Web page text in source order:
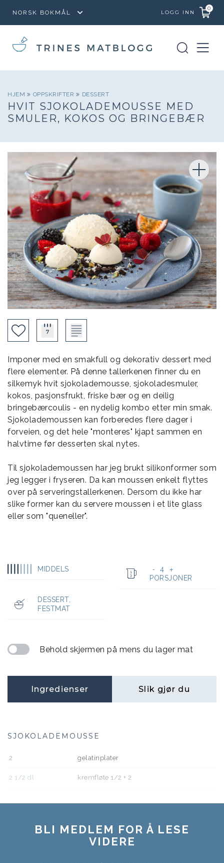
LOGG INN
0
HJEM OPPSKRIFTER DESSERT
HVIT SJOKOLADEMOUSSE MED
SMULER, KOKOS OG BRINGEBÆR
Imponer med en smakfull og dekorativ dessert med
flere elementer. På denne tallerkenen finner du en
silkemyk hvit sjokolademousse, sjokoladesmuler,
kokos, pasjonsfrukt, friske bær og en deilig
bringebærcoulis - en nydelig kombo etter min smak.
Sjokolademoussen kan forberedes flere dager i
forveien, og det hele "monteres" kjapt sammen en
halvtime før desserten skal nytes.
Til sjokolademoussen har jeg brukt silikonformer som
jeg legger i fryseren. Da kan moussen enkelt flyttes
over på serveringstallerkenen. Dersom du ikke har
slike former kan du servere moussen i et lite glass
eller som "queneller".
MIDDELS - 4 +
PORSJONER
DESSERT,
FESTMAT
Behold skjermen på mens du lager mat
Ingredienser Slik gjør du
SJOKOLADEMOUSSE
2 gelatinplater
2 1/2 dl kremfløte 1/2 + 2
BLI MEDLEM FOR Å LESE
VIDERE